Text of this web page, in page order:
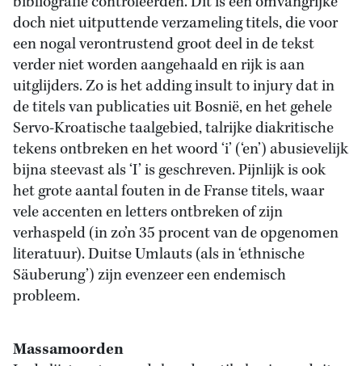
doch niet uitputtende verzameling titels, die voor
een nogal verontrustend groot deel in de tekst
verder niet worden aangehaald en rijk is aan
uitglijders. Zo is het adding insult to injury dat in
de titels van publicaties uit Bosnië, en het gehele
Servo-Kroatische taalgebied, talrijke diakritische
tekens ontbreken en het woord ‘i’ (‘en’) abusievelijk
bijna steevast als ‘I’ is geschreven. Pijnlijk is ook
het grote aantal fouten in de Franse titels, waar
vele accenten en letters ontbreken of zijn
verhaspeld (in zo’n 35 procent van de opgenomen
literatuur). Duitse Umlauts (als in ‘ethnische
Säuberung’) zijn evenzeer een endemisch
probleem.
Massamoorden